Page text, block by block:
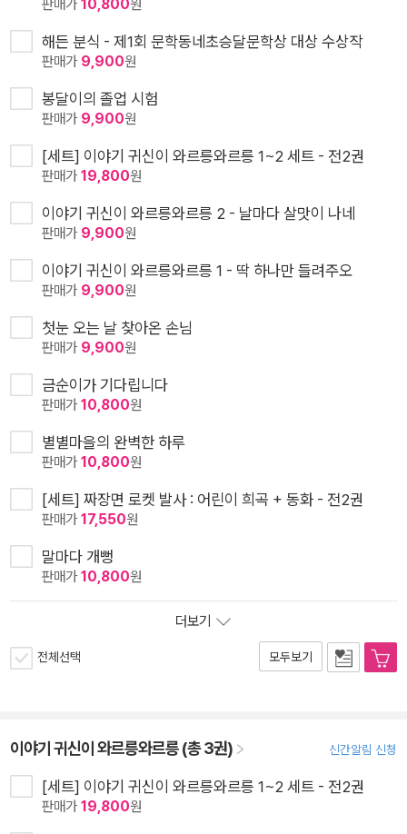
판매가10,800원
해든 분식 - 제1회 문학동네초승달문학상 대상 수상작
판매가 9,900원
봉달이의 졸업 시험
판매가 9,900원
[세트] 이야기 귀신이 와르릉와르릉 1~2 세트 - 전2권
판매가19,800원
이야기 귀신이 와르릉와르릉 2 - 날마다 살맛이 나네
판매가 9,900원
이야기 귀신이 와르릉와르릉 1 - 딱 하나만 들려주오
판매가 9,900원
첫눈 오는 날 찾아온 손님
판매가 9,900원
금순이가 기다립니다
판매가10,800원
별별마을의 완벽한 하루
판매가10,800원
[세트] 짜장면 로켓 발사 : 어린이 희곡 + 동화 - 전2권
판매가17,550원
말마다 개뻥
판매가10,800원
더보기
전체선택 모두보기
이야기 귀신이 와르릉와르릉 (총 3권) 신간알림 신청
[세트] 이야기 귀신이 와르릉와르릉 1~2 세트 - 전2권
판매가19,800원